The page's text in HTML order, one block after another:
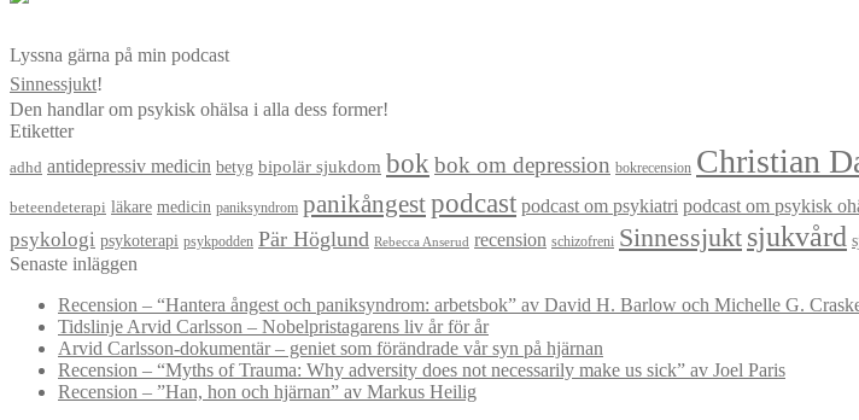
Lyssna gärna på min podcast
Sinnessjukt!
Den handlar om psykisk ohälsa i alla dess former!
Etiketter
adhd antidepressiv medicin betyg bipolär sjukdom bok bok om depression bokrecension Christian
beteendeterapi läkare medicin paniksyndrom panikångestpodcast podcast om psykiatri podcast om psykisk
psykologi psykoterapi psykpodden Pär Höglund Rebecca Anserud recension schizofreni Sinnessjukt sjukvård
Senaste inläggen
Recension – “Hantera ångest och paniksyndrom: arbetsbok” av David H. Barlow och Michelle G.
Tidslinje Arvid Carlsson – Nobelpristagarens liv år för år
Arvid Carlsson-dokumentär – geniet som förändrade vår syn på hjärnan
Recension – “Myths of Trauma: Why adversity does not necessarily make us sick” av Joel Paris
Recension – ”Han, hon och hjärnan” av Markus Heilig